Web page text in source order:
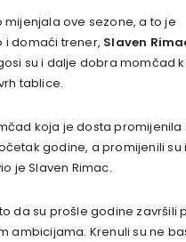
mijenjala ove sezone, a to je
domaći trener, Slaven
su i dalje dobra momčad
tablice.
koja je dosta promijenila
godine, a promijenili su i
je Slaven Rimac.
da su prošle godine završili
ambicijama. Krenuli su ne